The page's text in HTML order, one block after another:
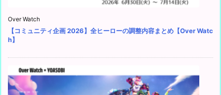
Over Watch
【コミュニティ企画 2026】全ヒーローの調整内容まとめ【Over Watc
h】